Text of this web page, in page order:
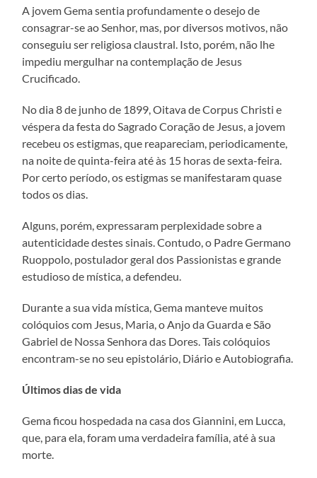
A jovem Gema sentia profundamente o desejo de
consagrar-se ao Senhor, mas, por diversos motivos, não
conseguiu ser religiosa claustral. Isto, porém, não lhe
impediu mergulhar na contemplação de Jesus
Crucificado.
No dia 8 de junho de 1899, Oitava de Corpus Christi e
véspera da festa do Sagrado Coração de Jesus, a jovem
recebeu os estigmas, que reapareciam, periodicamente,
na noite de quinta-feira até às 15 horas de sexta-feira.
Por certo período, os estigmas se manifestaram quase
todos os dias.
Alguns, porém, expressaram perplexidade sobre a
autenticidade destes sinais. Contudo, o Padre Germano
Ruoppolo, postulador geral dos Passionistas e grande
estudioso de mística, a defendeu.
Durante a sua vida mística, Gema manteve muitos
colóquios com Jesus, Maria, o Anjo da Guarda e São
Gabriel de Nossa Senhora das Dores. Tais colóquios
encontram-se no seu epistolário, Diário e Autobiografia.
Últimos dias de vida
Gema ficou hospedada na casa dos Giannini, em Lucca,
que, para ela, foram uma verdadeira família, até à sua
morte.